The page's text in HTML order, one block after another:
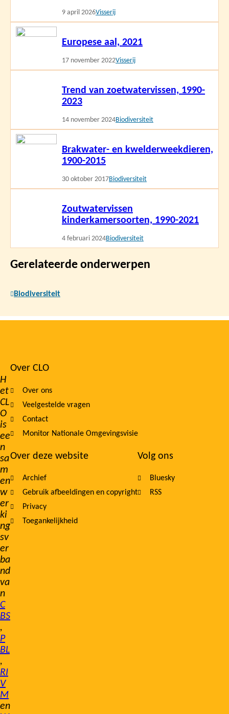
9 april 2026Visserij
Europese aal, 2021
17 november 2022Visserij
Lees
Trend van zoetwatervissen, 1990-
2023
14 november 2024Biodiversiteit
Brakwater- en kwelderweekdieren,
1900-2015
30 oktober 2017Biodiversiteit
Lees
Zoutwatervissen
kinderkamersoorten, 1990-2021
4 februari 2024Biodiversiteit
Gerelateerde onderwerpen
Biodiversiteit
H
et
CL
O
is
ee
n
sa
m
en
w
er
ki
ng
sv
er
ba
nd
va
n
C
BS
,
P
BL
,
RI
V
M
en
Footer
navigation
Over CLO
Over ons
Veelgestelde vragen
Contact
Monitor Nationale Omgevingsvisie
Over deze website
Archief
Gebruik afbeeldingen en copyright
Privacy
Toegankelijkheid
Volg ons
Bluesky
RSS